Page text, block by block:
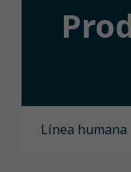
Línea humana